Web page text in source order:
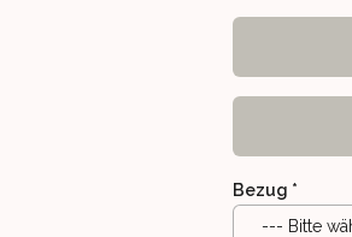
Bezug *
--- Bitte